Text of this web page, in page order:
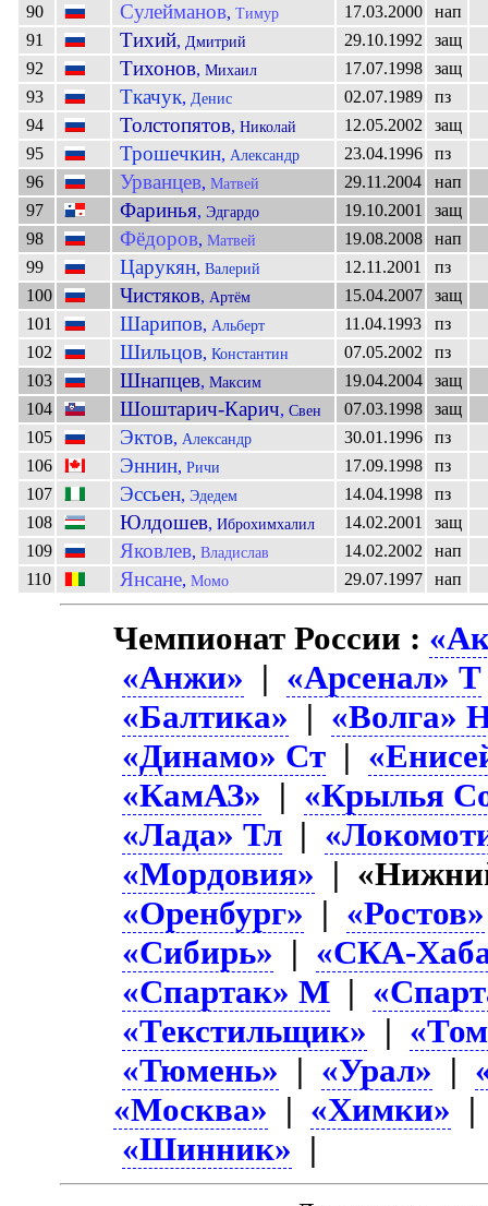
90 Сулейманов, Тимур 17.03.2000
нап
91
Тихий, Дмитрий 29.10.1992
защ
92
Тихонов, Михаил 17.07.1998
защ
93
Ткачук, Денис 02.07.1989
пз
94
Толстопятов, Николай 12.05.2002
защ
95
Трошечкин, Александр 23.04.1996
пз
96
Урванцев, Матвей 29.11.2004
нап
97
Фаринья, Эдгардо 19.10.2001
защ
98
Фёдоров, Матвей 19.08.2008
нап
99
Царукян, Валерий 12.11.2001
пз
100
Чистяков, Артём 15.04.2007
защ
101
Шарипов, Альберт 11.04.1993
пз
102
Шильцов, Константин 07.05.2002
пз
103
Шнапцев, Максим 19.04.2004
защ
104
Шоштарич-Карич, Свен 07.03.1998
защ
105
Эктов, Александр 30.01.1996
пз
106
Эннин, Ричи 17.09.1998
пз
107
Эссьен, Эдедем 14.04.1998
пз
108
Юлдошев, Иброхимхалил 14.02.2001
защ
109
Яковлев, Владислав 14.02.2002
нап
110
Янсане, Момо 29.07.1997 нап
Чемпионат России :
«Анжи» | «Арсенал» Т
«Балтика» | «Волга»
«Динамо» Ст |
«КамАЗ» | «Крылья
«Лада» Тл |
«Мордовия» |
«Оренбург» | «Ростов»
«Сибирь» | «СКА-
«Спартак» М |
«Текстильщик» |
«Тюмень» | «Урал» |
«Москва» | «Химки»
«Шинник» |